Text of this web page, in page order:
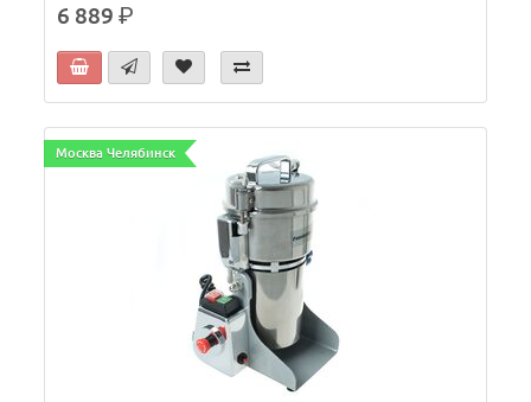
6 889р.
Москва Челябинск